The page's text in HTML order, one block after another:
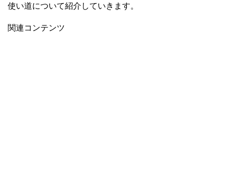
使い道について紹介していきます。
関連コンテンツ